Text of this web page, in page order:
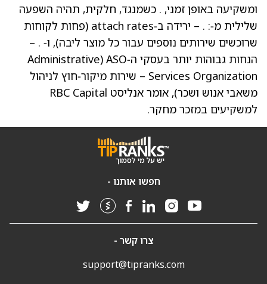
ומשקיעה באופן זמני, . כשמנגד, חלקית, תהיה השפעה
שלילית מ‑: . – ירידה ב‑attach rates (פחות לקוחות
שרוכשים שירותים נוספים עבור כל מוצר ליבה), ו‑ . –
הנחות גבוהות יותר בעסקי ה‑ASO (Administrative
Services Organization – שירות מיקור‑חוץ לניהול
משאבי אנוש ושכר), אומר אנליסט RBC Capital
למשקיעים במזכר מחקר.
חפשו אותנו -
צרו קשר -
support@tipranks.com